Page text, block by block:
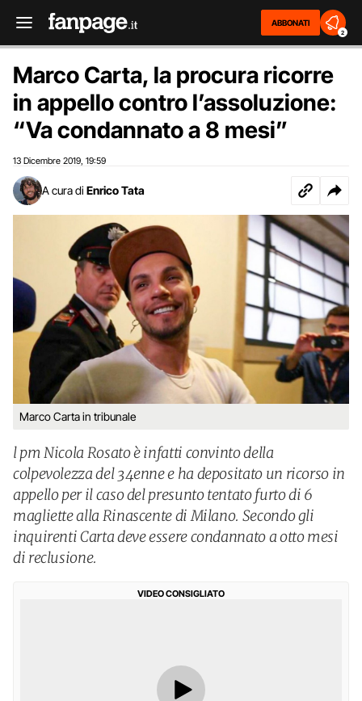
ABBONATI
2
Marco Carta, la procura ricorre
in appello contro l’assoluzione:
“Va condannato a 8 mesi”
13 Dicembre 2019 19:59
A cura di Enrico Tata
Marco Carta in tribunale
l pm Nicola Rosato è infatti convinto della
colpevolezza del 34enne e ha depositato un ricorso in
appello per il caso del presunto tentato furto di 6
magliette alla Rinascente di Milano. Secondo gli
inquirenti Carta deve essere condannato a otto mesi
di reclusione.
VIDEO CONSIGLIATO